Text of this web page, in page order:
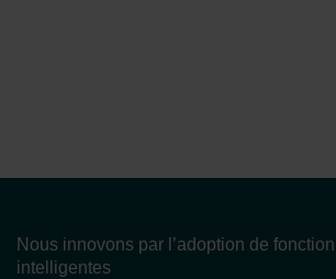
Nous innovons par l’adoption de
intelligentes